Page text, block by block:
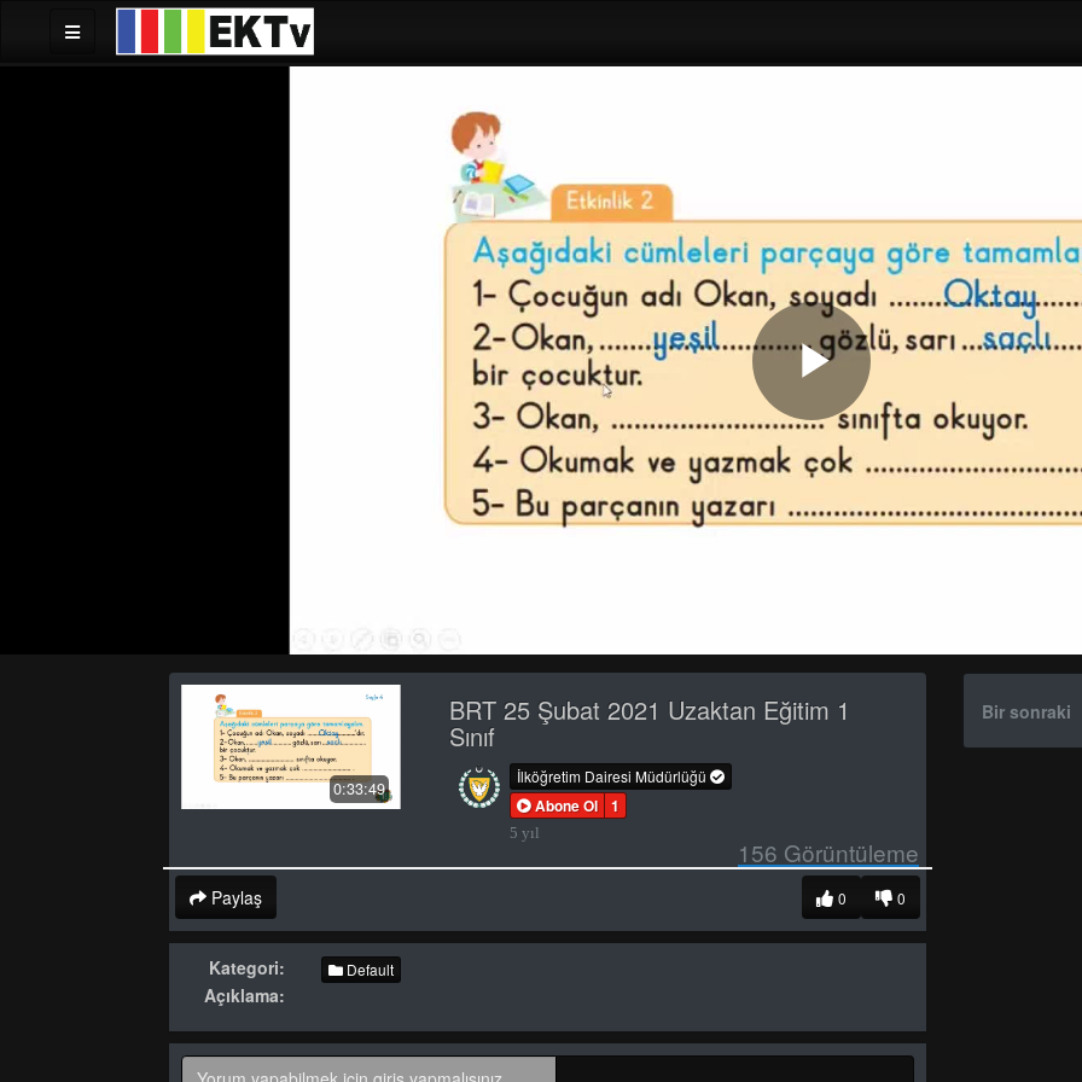
Play
Video
0:33:49
BRT 25 Şubat 2021 Uzaktan Eğitim 1
Sınıf
İlköğretim Dairesi Müdürlüğü
Abone Ol 1
5 yıl
156 Görüntüleme
Paylaş 0
0
Kategori: Default
Açıklama:
Bir sonraki